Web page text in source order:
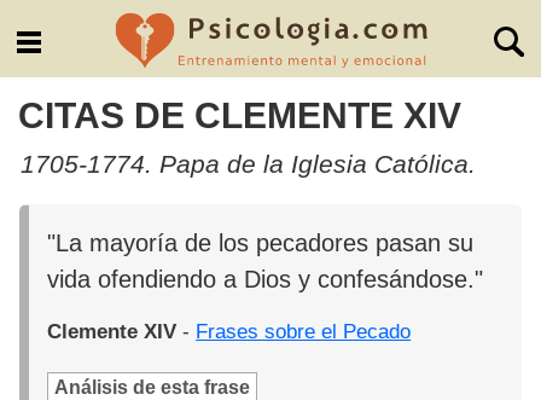
CITAS DE CLEMENTE XIV
1705-1774. Papa de la Iglesia Católica.
"La mayoría de los pecadores pasan su
vida ofendiendo a Dios y confesándose."
Clemente XIV - Frases sobre el Pecado
Análisis de esta frase